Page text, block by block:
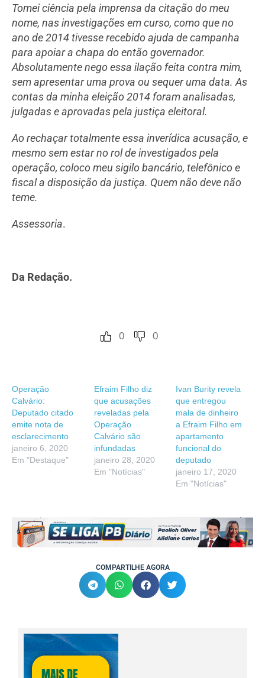
Tomei ciência pela imprensa da citação do meu
nome, nas investigações em curso, como que no
ano de 2014 tivesse recebido ajuda de campanha
para apoiar a chapa do então governador.
Absolutamente nego essa ilação feita contra mim,
sem apresentar uma prova ou sequer uma data. As
contas da minha eleição 2014 foram analisadas,
julgadas e aprovadas pela justiça eleitoral.
Ao rechaçar totalmente essa inverídica acusação, e
mesmo sem estar no rol de investigados pela
operação, coloco meu sigilo bancário, telefônico e
fiscal a disposição da justiça. Quem não deve não
teme.
Assessoria.
Da Redação.
0 0
Operação
Calvário:
Deputado citado
emite nota de
esclarecimento
janeiro 6, 2020
Em "Destaque"
Efraim Filho diz
que acusações
reveladas pela
Operação
Calvário são
infundadas
janeiro 28, 2020
Em "Notícias"
Ivan Burity revela
que entregou
mala de dinheiro
a Efraim Filho em
apartamento
funcional do
deputado
janeiro 17, 2020
Em "Notícias"
COMPARTILHE AGORA